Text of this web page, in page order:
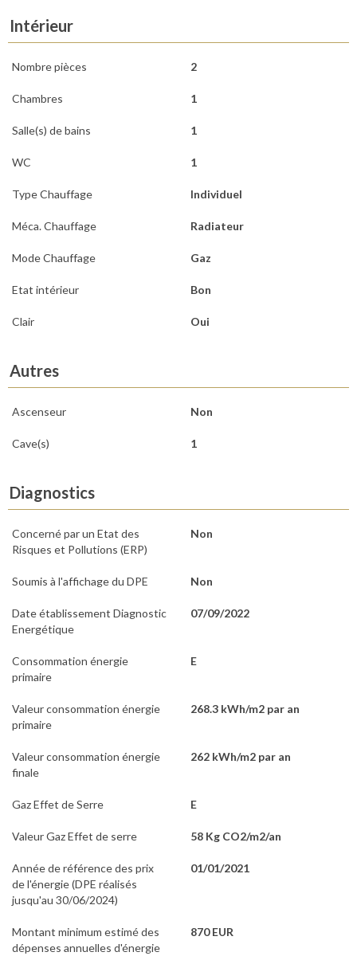
Intérieur
Nombre pièces 2
Chambres 1
Salle(s) de bains 1
WC 1
Type Chauffage Individuel
Méca. Chauffage Radiateur
Mode Chauffage Gaz
Etat intérieur Bon
Clair Oui
Autres
Ascenseur Non
Cave(s) 1
Diagnostics
Concerné par un Etat des
Risques et Pollutions (ERP)
Non
Soumis à l'affichage du DPE Non
Date établissement Diagnostic
Energétique
07/09/2022
Consommation énergie
primaire
E
Valeur consommation énergie
primaire
268.3 kWh/m2 par an
Valeur consommation énergie
finale
262 kWh/m2 par an
Gaz Effet de Serre E
Valeur Gaz Effet de serre 58 Kg CO2/m2/an
Année de référence des prix
de l'énergie (DPE réalisés
jusqu'au 30/06/2024)
01/01/2021
Montant minimum estimé des
dépenses annuelles d'énergie
870 EUR